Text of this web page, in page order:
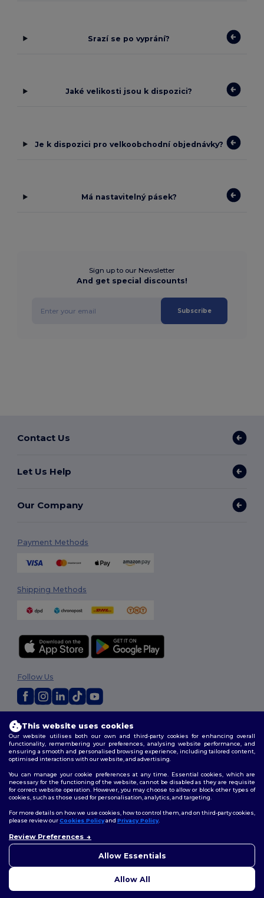
Srazí se po vyprání?
Jaké velikosti jsou k dispozici?
Je k dispozici pro velkoobchodní objednávky?
Má nastavitelný pásek?
Sign up to our Newsletter
And get special discounts!
Subscribe
Contact Us
Let Us Help
Our Company
Payment Methods
Shipping Methods
2026. All Rights Reserved
Terms & Conditions |Customization Policy |Privacy Policy |Cookies
Policy|Site Map
Follow Us
This website uses cookies
Our website utilises both our own and third-party cookies for enhancing overall
functionality, remembering your preferences, analysing website performance, and
ensuring a smooth and personalised browsing experience, including tailored content,
optimised interactions with our website, and advertising.
You can manage your cookie preferences at any time. Essential cookies, which are
necessary for the functioning of the website, cannot be disabled as they are requisite
for correct website operation. However, you may choose to allow or block other types of
cookies, such as those used for personalisation, analytics, and targeting.
For more details on how we use cookies, how to control them, and on third-party cookies,
please review ourCookies Policyand Privacy Policy.
Review Preferences
Allow Essentials
Allow All
nebo obavy, můžete nás
chatbot je tu, aby vám pomohl.